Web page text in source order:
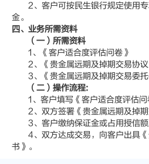
2、客户可按民生银行规定使用专
金。
四、业务所需资料
（一）所需资料
1、《客户适合度评估问卷》
2、《贵金属远期及掉期交易协议
3、《贵金属远期及掉期交易委托
（二）操作流程:
1、客户填写《客户适合度评估问
2、双方签署《贵金属远期及掉期
3、客户缴纳保证金或占用授信额
4、双方达成交易，向客户出具《
书》。